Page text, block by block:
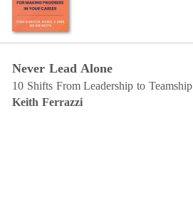
Never Lead Alone
10 Shifts From Leadership to Teamship
Keith Ferrazzi